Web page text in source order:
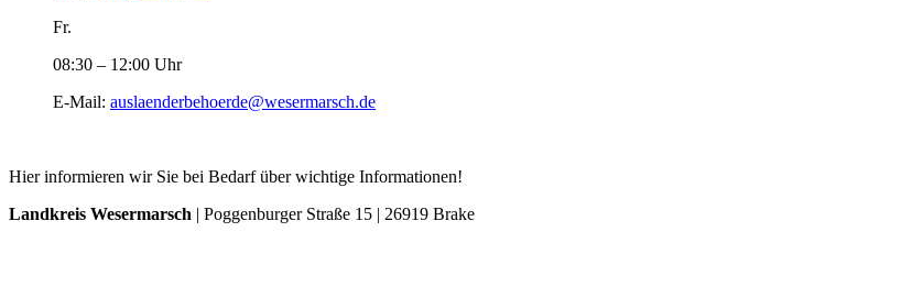
Fr.
08:30 – 12:00 Uhr
E-Mail: auslaenderbehoerde@wesermarsch.de
Hier informieren wir Sie bei Bedarf über wichtige Informationen!
Landkreis Wesermarsch | Poggenburger Straße 15 | 26919 Brake